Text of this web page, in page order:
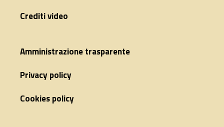
Crediti video
Amministrazione trasparente
Privacy policy
Cookies policy